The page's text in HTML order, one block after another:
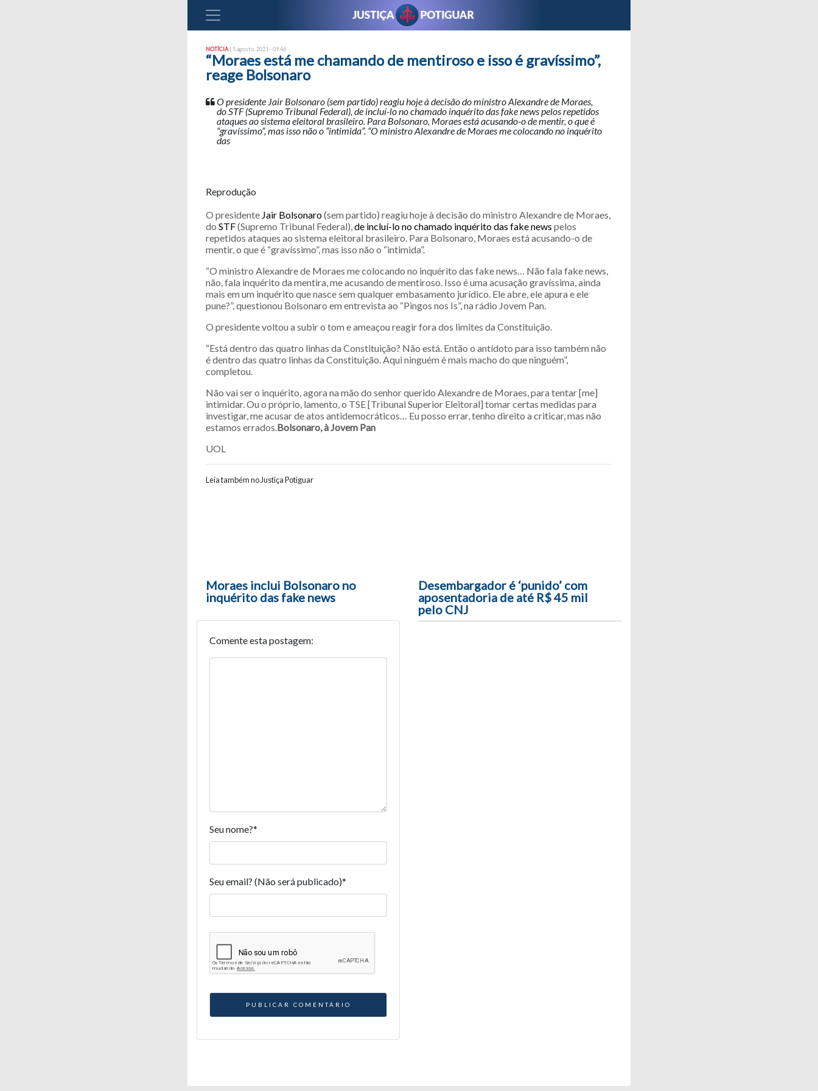
NOTÍCIA | 5 agosto, 2021 - 09:46
“Moraes está me chamando de mentiroso e isso é gravíssimo”,
reage Bolsonaro
O presidente Jair Bolsonaro (sem partido) reagiu hoje à decisão do ministro Alexandre de Moraes,
do STF (Supremo Tribunal Federal), de incluí-lo no chamado inquérito das fake news pelos repetidos
ataques ao sistema eleitoral brasileiro. Para Bolsonaro, Moraes está acusando-o de mentir, o que é
“gravíssimo”, mas isso não o “intimida”. “O ministro Alexandre de Moraes me colocando no inquérito
das
Reprodução
O presidente Jair Bolsonaro(sem partido) reagiu hoje à decisão do ministro Alexandre de Moraes,
do STF(Supremo Tribunal Federal),de incluí-lo no chamado inquérito das fake news pelos
repetidos ataques ao sistema eleitoral brasileiro. Para Bolsonaro, Moraes está acusando-o de
mentir, o que é “gravíssimo”, mas isso não o “intimida”.
“O ministro Alexandre de Moraes me colocando no inquérito das fake news… Não fala fake news,
não, fala inquérito da mentira, me acusando de mentiroso. Isso é uma acusação gravíssima, ainda
mais em um inquérito que nasce sem qualquer embasamento jurídico. Ele abre, ele apura e ele
pune?”, questionou Bolsonaro em entrevista ao “Pingos nos Is”, na rádio Jovem Pan.
O presidente voltou a subir o tom e ameaçou reagir fora dos limites da Constituição.
“Está dentro das quatro linhas da Constituição? Não está. Então o antídoto para isso também não
é dentro das quatro linhas da Constituição. Aqui ninguém é mais macho do que ninguém”,
completou.
Não vai ser o inquérito, agora na mão do senhor querido Alexandre de Moraes, para tentar [me]
intimidar. Ou o próprio, lamento, o TSE [Tribunal Superior Eleitoral] tomar certas medidas para
investigar, me acusar de atos antidemocráticos… Eu posso errar, tenho direito a criticar, mas não
estamos errados.Bolsonaro, à Jovem Pan
UOL
Leia também no Justiça Potiguar
Moraes inclui Bolsonaro no
inquérito das fake news
Desembargador é ‘punido’ com
aposentadoria de até R$ 45 mil
pelo CNJ
Comente esta postagem:
Seu nome?*
Seu email? (Não será publicado)*